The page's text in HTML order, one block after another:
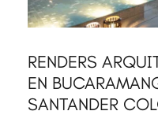
RENDERS
EN
SANTANDER